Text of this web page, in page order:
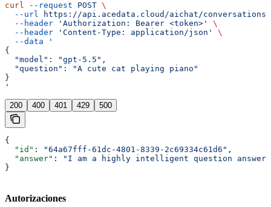
curl --request POST \
  --url
https://api.acedata.cloud/aichat/conversations
  --header
'Authorization: Bearer <token>'
\
  --header
'Content-Type: application/json'
\
  --data
'
{
  "model": "gpt-5.5",
  "question": "A cute cat playing piano"
}
'
200 400 401 429 500
{
  "id"
: "64a67fff-61dc-4801-8339-2c69334c61d6" ,
  "answer"
:
"I am a highly intelligent question
}
Autorizaciones